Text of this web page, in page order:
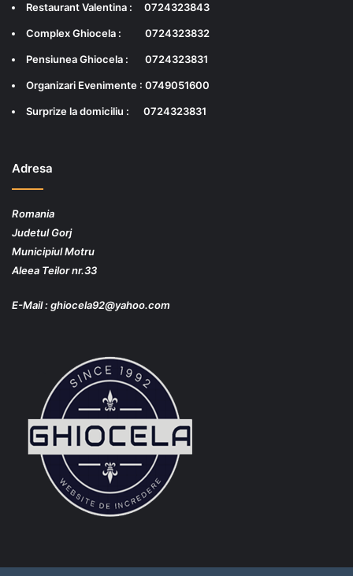
Restaurant Valentina : 0724323843
Complex Ghiocela : 0724323832
Pensiunea Ghiocela : 0724323831
Organizari Evenimente : 0749051600
Surprize la domiciliu : 0724323831
Adresa
Romania
Judetul Gorj
MunicipiulMotru
Aleea Teilor nr.33
E-Mail : ghiocela92@yahoo.com